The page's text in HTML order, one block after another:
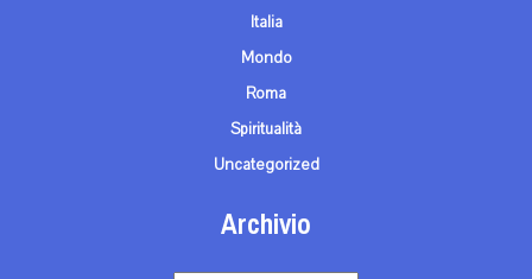
Italia
Mondo
Roma
Spiritualità
Uncategorized
Archivio